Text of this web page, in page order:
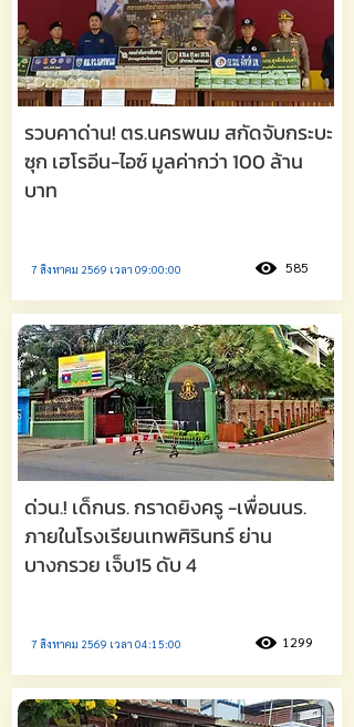
รวบคาด่าน! ตร.นครพนม สกัดจับกระบะ
ซุก เฮโรอีน-ไอซ์ มูลค่ากว่า 100 ล้าน
บาท
7 สิงหาคม 2569 เวลา 09:00:00 585
ด่วน.! เด็กนร. กราดยิงครู -เพื่อนนร.
ภายในโรงเรียนเทพศิรินทร์ ย่าน
บางกรวย เจ็บ15 ดับ 4
7 สิงหาคม 2569 เวลา 04:15:00 1299